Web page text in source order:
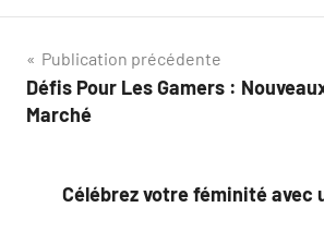
Navigation
de
Publication précédente
Défis Pour Les Gamers :
Marché
Célébrez votre féminité avec